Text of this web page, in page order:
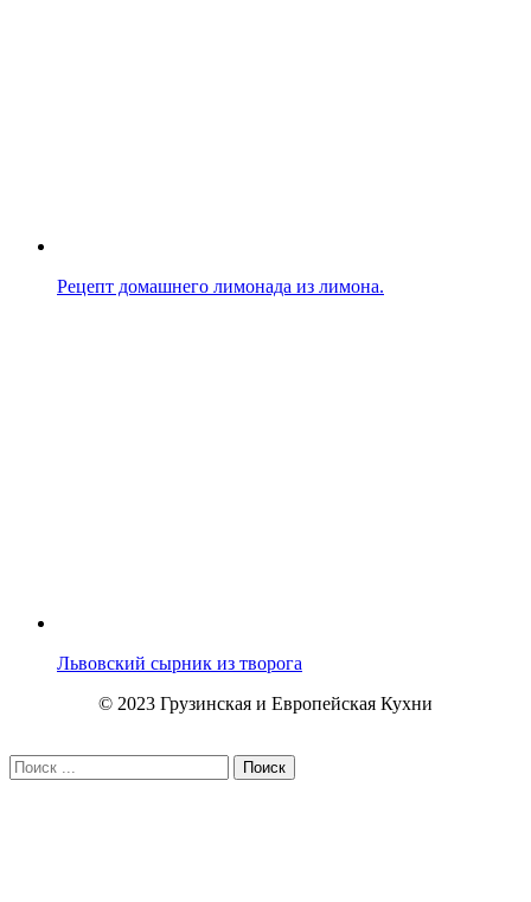
Рецепт домашнего лимонада из лимона.
Львовский сырник из творога
© 2023 Грузинская и Европейская Кухни